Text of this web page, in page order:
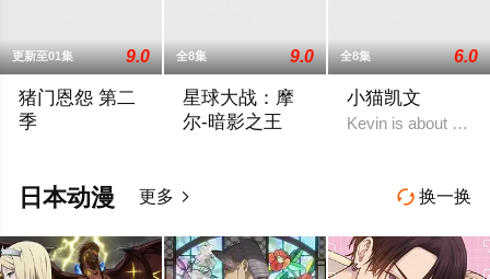
更新至01集 9.0
猪门恩怨 第二
季
全8集 9.0
星球大战：摩
尔-暗影之王
全8集 6.0
小猫凯文
Kevin is about a
 换一换
日本动漫 更多 